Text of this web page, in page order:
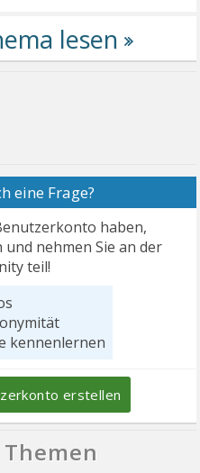
eine Frage?
haben,
und nehmen Sie an der
teil!
kennenlernen
erstellen